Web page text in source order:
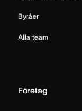
Byråer
Alla team
Företag